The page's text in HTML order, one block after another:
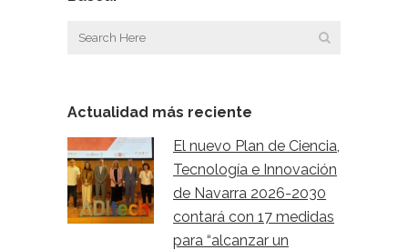
Actualidad más reciente
El nuevo Plan de Ciencia,
Tecnología e Innovación
de Navarra 2026-2030
contará con 17 medidas
para “alcanzar un